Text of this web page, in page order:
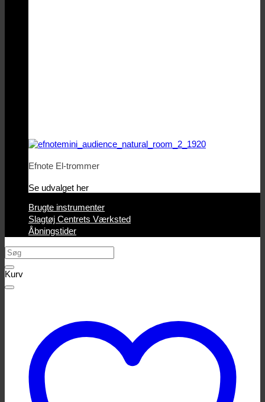
Efnote El-trommer
Se udvalget her
Brugte instrumenter
Slagtøj Centrets Værksted
Åbningstider
Søg
efter:
Kurv